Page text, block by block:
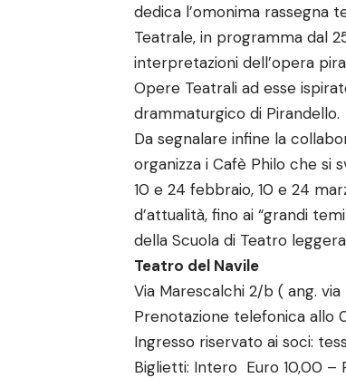
dedica l’omonima rassegna
Teatrale, in programma dal
interpretazioni dell’opera
Opere Teatrali ad esse
drammaturgico di Pirandello.
Da segnalare infine la
organizza i Cafè Philo che si
10 e 24 febbraio, 10 e 24
d’attualità, fino ai “grandi
della Scuola di Teatro
Teatro del Navile
Via Marescalchi 2/b ( ang.
Prenotazione telefonica allo
Ingresso riservato ai soci:
Biglietti: Intero Euro 10,00 –